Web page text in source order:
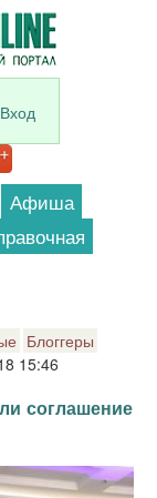
Вход
Афиша
Блоггеры
15:46
соглашение